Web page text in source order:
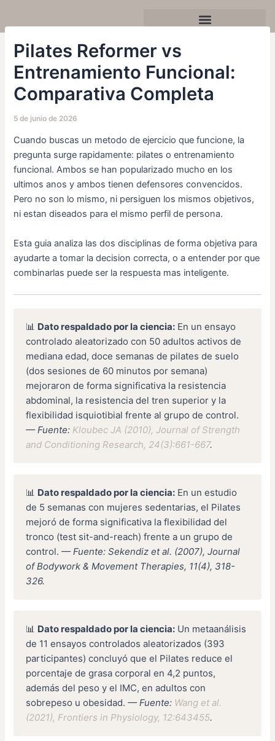
contenido
Pilates Reformer vs
Entrenamiento Funcional:
Comparativa Completa
5 de junio de 2026
Cuando buscas un metodo de ejercicio que funcione, la
pregunta surge rapidamente: pilates o entrenamiento
funcional. Ambos se han popularizado mucho en los
ultimos anos y ambos tienen defensores convencidos.
Pero no son lo mismo, ni persiguen los mismos objetivos,
ni estan diseados para el mismo perfil de persona.
Esta guia analiza las dos disciplinas de forma objetiva para
ayudarte a tomar la decision correcta, o a entender por que
combinarlas puede ser la respuesta mas inteligente.
📊 Dato respaldado por la ciencia: En un ensayo
controlado aleatorizado con 50 adultos activos de
mediana edad, doce semanas de pilates de suelo
(dos sesiones de 60 minutos por semana)
mejoraron de forma significativa la resistencia
abdominal, la resistencia del tren superior y la
flexibilidad isquiotibial frente al grupo de control.
— Fuente: Kloubec JA (2010), Journal of Strength
and Conditioning Research, 24(3):661-667.
📊 Dato respaldado por la ciencia: En un estudio
de 5 semanas con mujeres sedentarias, el Pilates
mejoró de forma significativa la flexibilidad del
tronco (test sit-and-reach) frente a un grupo de
control.— Fuente: Sekendiz et al. (2007), Journal
of Bodywork & Movement Therapies, 11(4), 318-
326.
📊 Dato respaldado por la ciencia: Un metaanálisis
de 11 ensayos controlados aleatorizados (393
participantes) concluyó que el Pilates reduce el
porcentaje de grasa corporal en 4,2 puntos,
además del peso y el IMC, en adultos con
sobrepeso u obesidad.— Fuente: Wang et al.
(2021), Frontiers in Physiology, 12:643455.
entradas